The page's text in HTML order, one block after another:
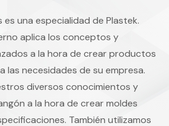
es una especialidad de Plastek.
aplica los conceptos y
a la hora de crear productos
las necesidades de su empresa.
diversos conocimientos y
a la hora de crear moldes
También utilizamos